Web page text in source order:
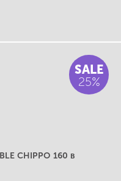
SALE
25%
CHIPPO 160 в